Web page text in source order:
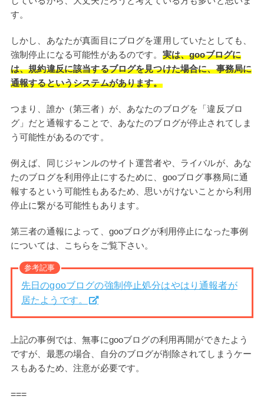
す。
しかし、あなたが真面目にブログを運用していたとしても、
強制停止になる可能性があるのです。 実は、gooブログに
は、規約違反に該当するブログを見つけた場合に、事務局に
通報するというシステムがあります。
つまり、誰か（第三者）が、あなたのブログを「違反ブロ
グ」だと通報することで、あなたのブログが停止されてしま
う可能性があるのです。
例えば、同じジャンルのサイト運営者や、ライバルが、あな
たのブログを利用停止にするために、gooブログ事務局に通
報するという可能性もあるため、思いがけないことから利用
停止に繋がる可能性もあります。
第三者の通報によって、gooブログが利用停止になった事例
については、こちらをご覧下さい。
参考記事
先日のgooブログの強制停止処分はやはり通報者が
居たようです。
上記の事例では、無事にgooブログの利用再開ができたよう
ですが、最悪の場合、自分のブログが削除されてしまうケー
スもあるため、注意が必要です。
===